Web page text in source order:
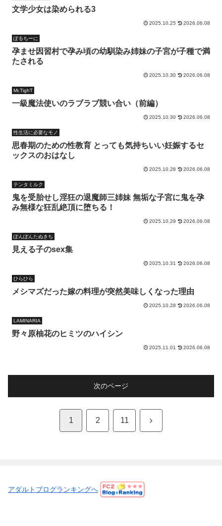
文学少女は染められる3
2025.10.25 2026.06.08
ぽるちーに
孕ませ因習村で孕み頃の幼馴染み姉妹の子宮が子種で満
たされる
2025.10.30 2026.06.08
Mr.TighT
一級魔法使いのラブラブ競い合い（前編）
2025.10.30 2026.06.08
性生活に必要なモノ
思春期のための性教育 とっても気持ちいい妊娠するセ
ックスのおはなし
2025.10.28 2026.06.08
テンタミルク
鬼を受胎せし淫狂の退魔師三姉妹 無垢な子宮に鬼を孕
み無様な狂乱絶頂に堕ちる！
2025.10.29 2026.06.08
ぽんぽんたぬきち
見える子のsex集
2025.10.31 2026.06.08
ひらひら
メシマズだった嫁の料理が突然美味しくなった理由
2025.10.28 2026.06.08
LAMINARIA
野々原柚花のヒミツのハイシン
2025.11.01 2026.06.08
次のページ
1 2 11 次
アダルトブログランキングへ